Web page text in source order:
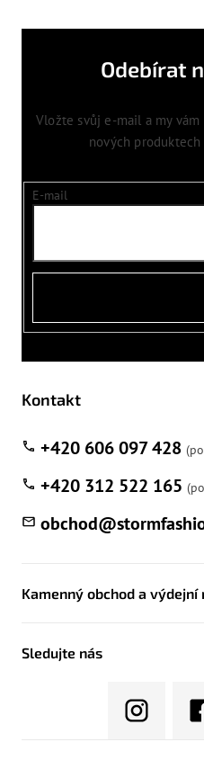
Odebírat
Vložte svůj e-mail a my
nových produktech
E-mail
Kontakt
obchod@
+420 606 097 428
+420 312 522 165
Kamenný obchod a výdejní
Sledujte nás